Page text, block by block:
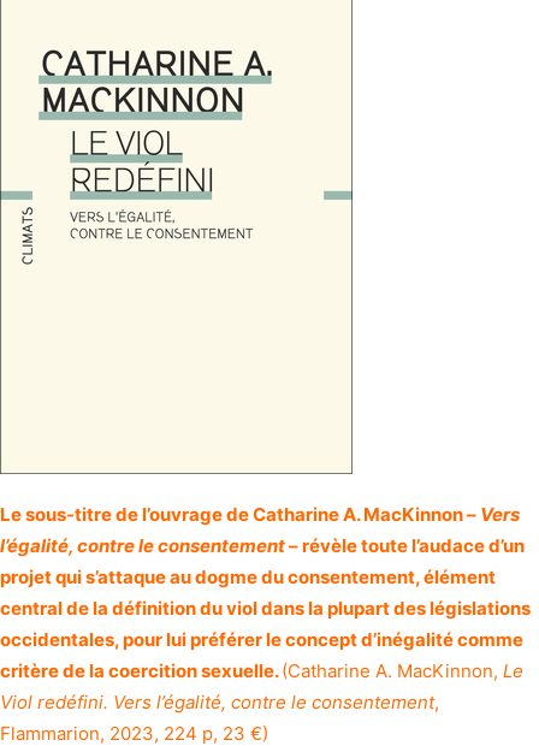
Le sous-titre de l’ouvrage de Catharine A. MacKinnon – Vers
l’égalité, contre le consentement– révèle toute l’audace d’un
projet qui s’attaque au dogme du consentement, élément
central de la définition du viol dans la plupart des législations
occidentales, pour lui préférer le concept d’inégalité comme
critère de la coercition sexuelle.(Catharine A. MacKinnon, Le
Viol redéfini. Vers l’égalité, contre le consentement,
Flammarion, 2023, 224 p, 23 €)